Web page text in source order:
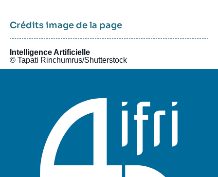
lancé en 2020 le Centre géopolitique des technologies,
proposant une approche résolument européenne des enjeux
internationaux liés aux technologies dites critiques.
Crédits image de la page
Intelligence Artificielle
© Tapati Rinchumrus/Shutterstock